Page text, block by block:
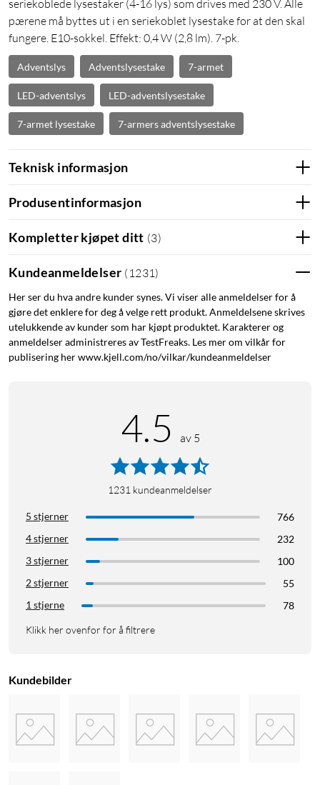
seriekoblede lysestaker (4-16 lys) som drives med 230 V. Alle
pærene må byttes ut i en seriekoblet lysestake for at den skal
fungere. E10-sokkel. Effekt: 0,4 W (2,8 lm). 7-pk.
Adventslys Adventslysestake 7-armet
LED-adventslys LED-adventslysestake
7-armet lysestake 7-armers adventslysestake
Teknisk informasjon
Produsentinformasjon
Kompletter kjøpet ditt (3)
Kundeanmeldelser ( 1231 )
Her ser du hva andre kunder synes. Vi viser alle anmeldelser for å
gjøre det enklere for deg å velge rett produkt. Anmeldelsene skrives
utelukkende av kunder som har kjøpt produktet. Karakterer og
anmeldelser administreres av TestFreaks. Les mer om vilkår for
publisering her www.kjell.com/no/vilkar/kundeanmeldelser
4.5 av 5
1231 kundeanmeldelser
5 stjerner
766
4 stjerner
232
3 stjerner
100
2 stjerner
55
1 stjerne
78
Klikk her ovenfor for å filtrere
Kundebilder